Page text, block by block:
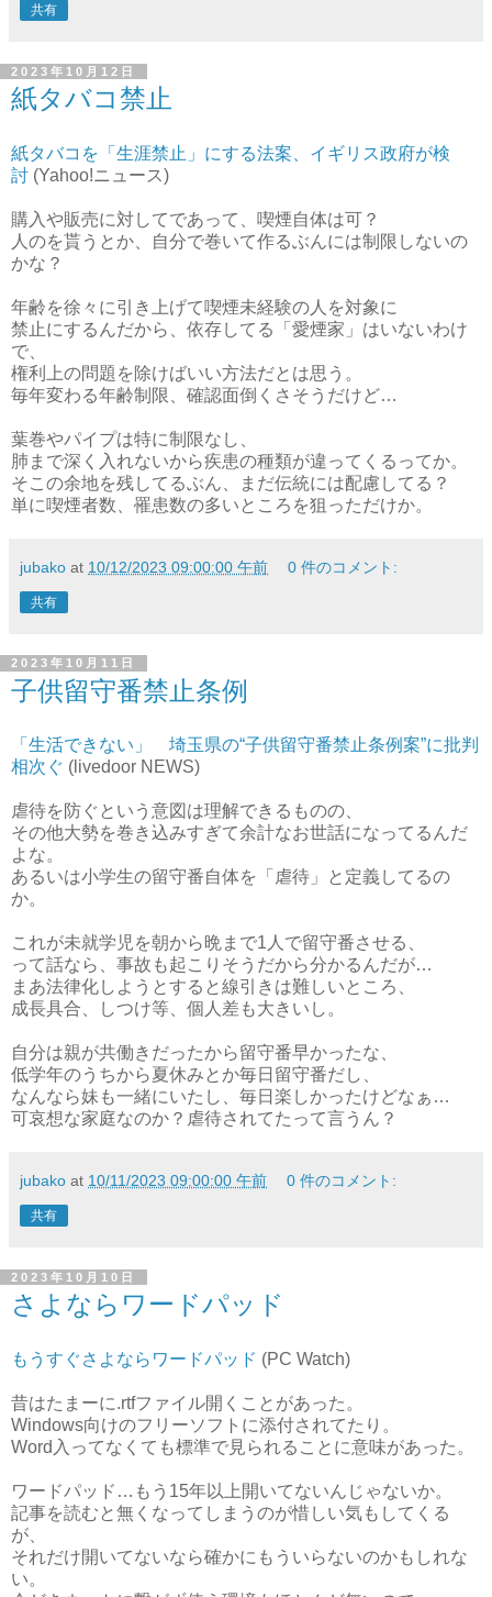
共有
2023年10月12日
紙タバコ禁止
紙タバコを「生涯禁止」にする法案、イギリス政府が検
討 (Yahoo!ニュース)
購入や販売に対してであって、喫煙自体は可？
人のを貰うとか、自分で巻いて作るぶんには制限しないの
かな？
年齢を徐々に引き上げて喫煙未経験の人を対象に
禁止にするんだから、依存してる「愛煙家」はいないわけ
で、
権利上の問題を除けばいい方法だとは思う。
毎年変わる年齢制限、確認面倒くさそうだけど…
葉巻やパイプは特に制限なし、
肺まで深く入れないから疾患の種類が違ってくるってか。
そこの余地を残してるぶん、まだ伝統には配慮してる？
単に喫煙者数、罹患数の多いところを狙っただけか。
jubako at 10/12/2023 09:00:00 午前 0 件のコメント:
共有
2023年10月11日
子供留守番禁止条例
「生活できない」 埼玉県の“子供留守番禁止条例案”に批判
相次ぐ (livedoor NEWS)
虐待を防ぐという意図は理解できるものの、
その他大勢を巻き込みすぎて余計なお世話になってるんだ
よな。
あるいは小学生の留守番自体を「虐待」と定義してるの
か。
これが未就学児を朝から晩まで1人で留守番させる、
って話なら、事故も起こりそうだから分かるんだが…
まあ法律化しようとすると線引きは難しいところ、
成長具合、しつけ等、個人差も大きいし。
自分は親が共働きだったから留守番早かったな、
低学年のうちから夏休みとか毎日留守番だし、
なんなら妹も一緒にいたし、毎日楽しかったけどなぁ…
可哀想な家庭なのか？虐待されてたって言うん？
jubako at 10/11/2023 09:00:00 午前 0 件のコメント:
共有
2023年10月10日
さよならワードパッド
もうすぐさよならワードパッド (PC Watch)
昔はたまーに.rtfファイル開くことがあった。
Windows向けのフリーソフトに添付されてたり。
Word入ってなくても標準で見られることに意味があった。
ワードパッド…もう15年以上開いてないんじゃないか。
記事を読むと無くなってしまうのが惜しい気もしてくる
が、
それだけ開いてないなら確かにもういらないのかもしれな
い。